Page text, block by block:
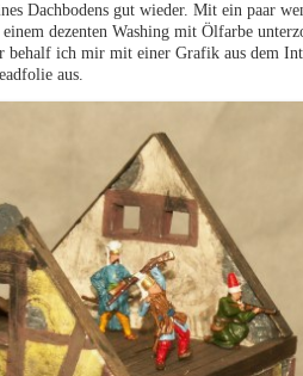
Dachbodens gut wieder. Mit ein paar
dezenten Washing mit Ölfarbe
behalf ich mir mit einer Grafik aus dem
aus.